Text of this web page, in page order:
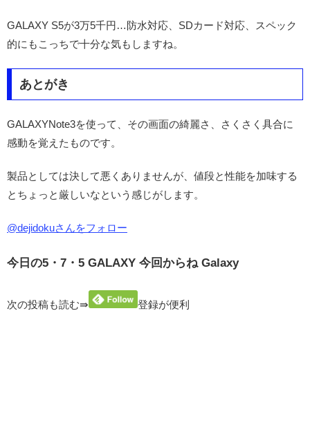
GALAXY S5が3万5千円…防水対応、SDカード対応、スペック
的にもこっちで十分な気もしますね。
あとがき
GALAXYNote3を使って、その画面の綺麗さ、さくさく具合に
感動を覚えたものです。
製品としては決して悪くありませんが、値段と性能を加味する
とちょっと厳しいなという感じがします。
@dejidokuさんをフォロー
今日の5・7・5 GALAXY 今回からね Galaxy
次の投稿も読む⇛ 登録が便利